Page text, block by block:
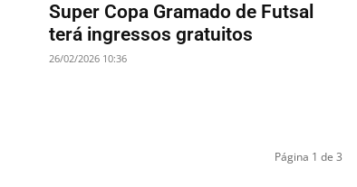
Super Copa Gramado de Futsal
terá ingressos gratuitos
26/02/2026 10:36
Página 1 de 3